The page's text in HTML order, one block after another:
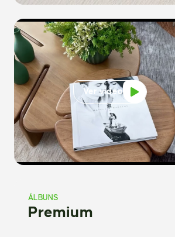
Ver vídeo
ÁLBUNS
Premium